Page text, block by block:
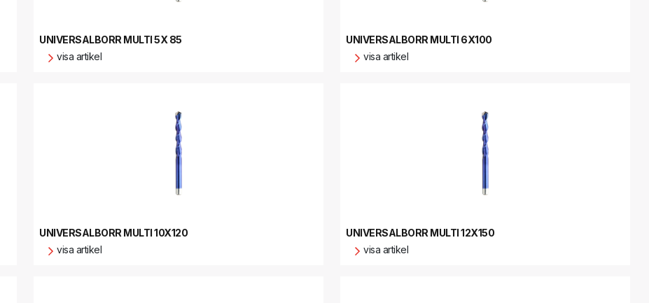
UNIVERSALBORR MULTI 5X 85
visa artikel
UNIVERSALBORR MULTI 6X100
visa artikel
UNIVERSALBORR MULTI 10X120
visa artikel
UNIVERSALBORR MULTI 12X150
visa artikel